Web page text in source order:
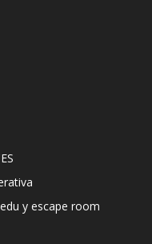
y escape room